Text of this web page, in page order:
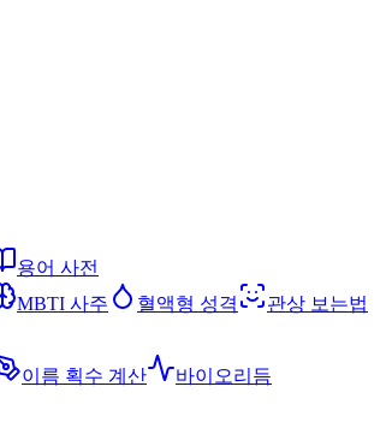
용어 사전
MBTI 사주 혈액형 성격
관상 보는법
이름 획수 계산
바이오리듬